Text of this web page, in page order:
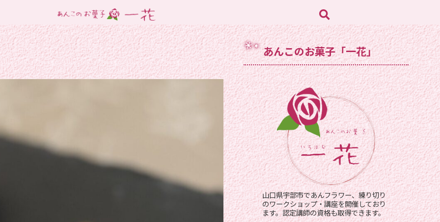
あんこのお菓子「一花」
山口県宇部市であんフラワー、練り切り
のワークショップ・講座を開催しており
ます。認定講師の資格も取得できます。